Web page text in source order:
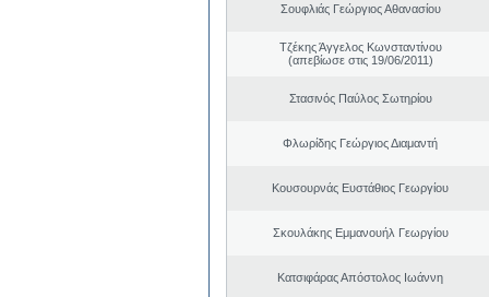
Σουφλιάς Γεώργιος Αθανασίου
Τζέκης Άγγελος Κωνσταντίνου
(απεβίωσε στις 19/06/2011)
Στασινός Παύλος Σωτηρίου
Φλωρίδης Γεώργιος Διαμαντή
Κουσουρνάς Ευστάθιος Γεωργίου
Σκουλάκης Εμμανουήλ Γεωργίου
Κατσιφάρας Απόστολος Ιωάννη